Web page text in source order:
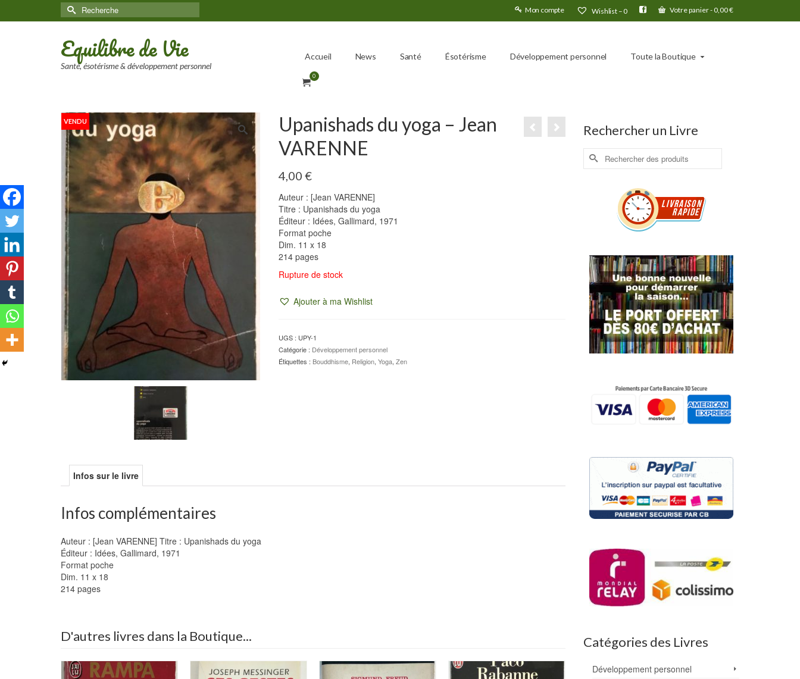
Mon compte Wishlist –0 Votre panier-0,00€
Rechercher :
Equilibre de Vie
Santé, ésotérisme & développement personnel
Accueil News Santé Ésotérisme Développement personnel Toute la Boutique
0
VENDU
Upanishads du yoga – Jean
VARENNE
4,00 €
Auteur : [Jean VARENNE]
Titre : Upanishads du yoga
Éditeur : Idées, Gallimard, 1971
Format poche
Dim. 11 x 18
214 pages
Rupture de stock
Ajouter à ma Wishlist
UGS : UPY-1
Catégorie : Développement personnel
Étiquettes : Bouddhisme, Religion, Yoga, Zen
Infos sur le livre
Infos complémentaires
Auteur : [Jean VARENNE] Titre : Upanishads du yoga
Éditeur : Idées, Gallimard, 1971
Format poche
Dim. 11 x 18
214 pages
D'autres livres dans la Boutique...
Rechercher un Livre
Rechercher :
Catégories des Livres
Développement personnel